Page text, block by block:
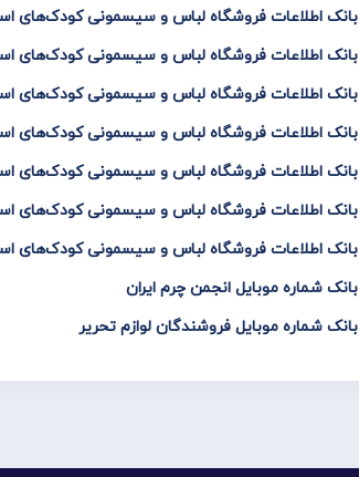
بانک اطلاعات فروشگاه لباس و سیسمونی کودک‌های
بانک اطلاعات فروشگاه لباس و سیسمونی کودک‌های
بانک اطلاعات فروشگاه لباس و سیسمونی کودک‌های
بانک اطلاعات فروشگاه لباس و سیسمونی کودک‌های
بانک اطلاعات فروشگاه لباس و سیسمونی کودک‌های
بانک اطلاعات فروشگاه لباس و سیسمونی کودک‌های
بانک اطلاعات فروشگاه لباس و سیسمونی کودک‌های
بانک شماره موبایل انجمن چرم ایران
بانک شماره موبایل فروشندگان لوازم تحریر